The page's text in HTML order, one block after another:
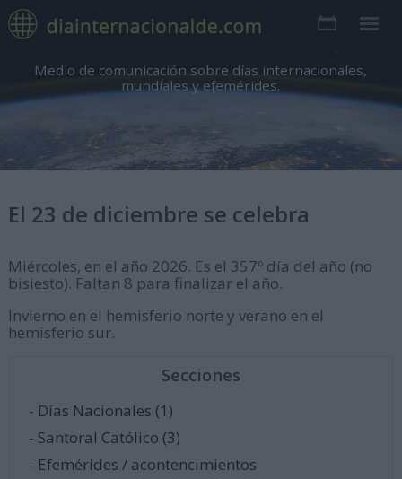
Medio de comunicación sobre días internacionales,
mundiales y efemérides.
El 23 de diciembre se celebra
Miércoles, en el año 2026. Es el 357º día del año (no
bisiesto). Faltan 8 para finalizar el año.
Invierno en el hemisferio norte y verano en el
hemisferio sur.
Secciones
- Días Nacionales (1)
- Santoral Católico (3)
- Efemérides / acontencimientos